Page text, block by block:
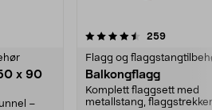
x 90
–
259
Flagg og
Balkongflagg
Komplett flaggsett med
metallstang,
4.5 av 5 stjerner